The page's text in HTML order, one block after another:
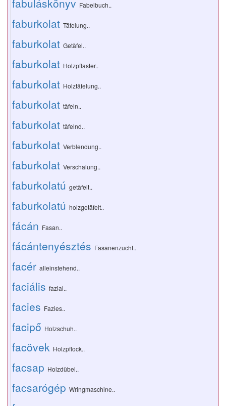
fabuláskönyv Fabelbuch..
faburkolat Täfelung..
faburkolat Getäfel..
faburkolat Holzpflaster..
faburkolat Holztäfelung..
faburkolat täfeln..
faburkolat täfelnd..
faburkolat Verblendung..
faburkolat Verschalung..
faburkolatú getäfelt..
faburkolatú holzgetäfelt..
fácán Fasan..
fácántenyésztés Fasanenzucht..
facér alleinstehend..
faciális fazial..
facies Fazies..
facipő Holzschuh..
facövek Holzpflock..
facsap Holzdübel..
facsarógép Wringmaschine..